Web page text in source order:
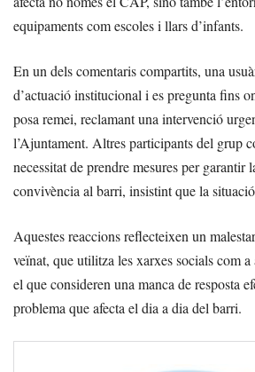
equipaments com escoles i llars d’infants.
En un dels comentaris compartits, una
d’actuació institucional i es pregunta fins
posa remei, reclamant una intervenció
l’Ajuntament. Altres participants del grup
necessitat de prendre mesures per garantir
convivència al barri, insistint que la
Aquestes reaccions reflecteixen un
veïnat, que utilitza les xarxes socials com
el que consideren una manca de resposta
problema que afecta el dia a dia del barri.